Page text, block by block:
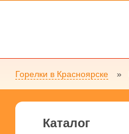
Горелки в Красноярске
Каталог